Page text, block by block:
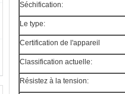
Séchification:
Le type:
Certification de l'appareil
Classification actuelle:
Résistez à la tension: